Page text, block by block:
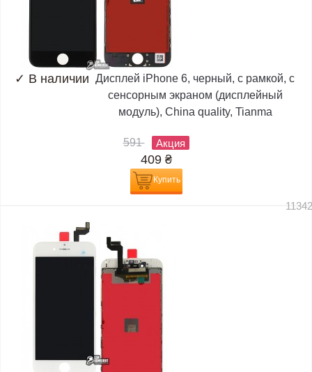
✓ В наличии Дисплей iPhone 6, черный, с рамкой, с
сенсорным экраном (дисплейный
модуль), China quality, Tianma
591 Акция
409 ₴
Купить